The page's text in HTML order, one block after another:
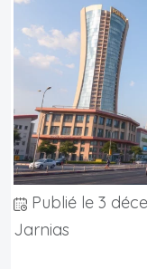
Publié le 3
Jarnias